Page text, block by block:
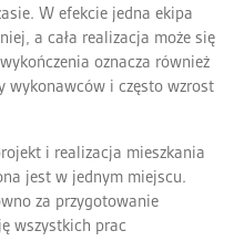
W efekcie jedna ekipa
a cała realizacja może się
oznacza również
wykonawców i często wzrost
i realizacja mieszkania
jest w jednym miejscu.
za przygotowanie
wszystkich prac